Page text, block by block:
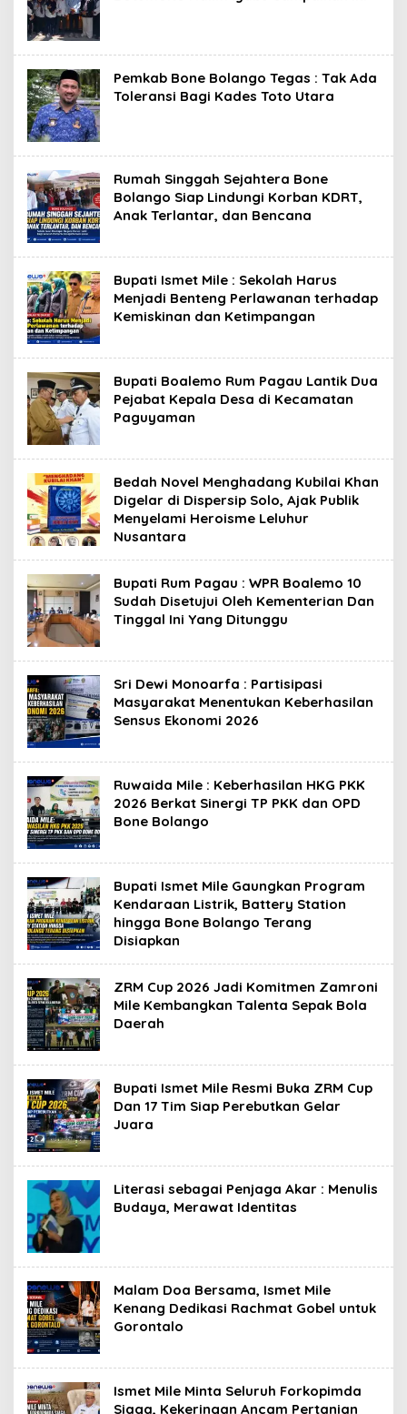
Pemkab Bone Bolango Tegas : Tak Ada
Toleransi Bagi Kades Toto Utara
Rumah Singgah Sejahtera Bone
Bolango Siap Lindungi Korban KDRT,
Anak Terlantar, dan Bencana
Bupati Ismet Mile : Sekolah Harus
Menjadi Benteng Perlawanan terhadap
Kemiskinan dan Ketimpangan
Bupati Boalemo Rum Pagau Lantik Dua
Pejabat Kepala Desa di Kecamatan
Paguyaman
Bedah Novel Menghadang Kubilai Khan
Digelar di Dispersip Solo, Ajak Publik
Menyelami Heroisme Leluhur
Nusantara
Bupati Rum Pagau : WPR Boalemo 10
Sudah Disetujui Oleh Kementerian Dan
Tinggal Ini Yang Ditunggu
Sri Dewi Monoarfa : Partisipasi
Masyarakat Menentukan Keberhasilan
Sensus Ekonomi 2026
Ruwaida Mile : Keberhasilan HKG PKK
2026 Berkat Sinergi TP PKK dan OPD
Bone Bolango
Bupati Ismet Mile Gaungkan Program
Kendaraan Listrik, Battery Station
hingga Bone Bolango Terang
Disiapkan
ZRM Cup 2026 Jadi Komitmen Zamroni
Mile Kembangkan Talenta Sepak Bola
Daerah
Bupati Ismet Mile Resmi Buka ZRM Cup
Dan 17 Tim Siap Perebutkan Gelar
Juara
Literasi sebagai Penjaga Akar : Menulis
Budaya, Merawat Identitas
Malam Doa Bersama, Ismet Mile
Kenang Dedikasi Rachmat Gobel untuk
Gorontalo
Ismet Mile Minta Seluruh Forkopimda
Siaga, Kekeringan Ancam Pertanian